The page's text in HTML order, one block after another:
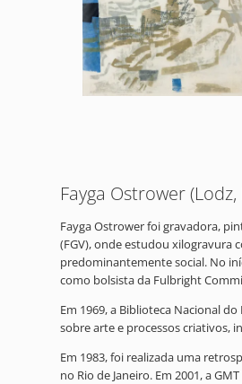
Fayga Ostrower
Fayga Ostrower foi gravadora,
(FGV), onde estudou xilogravura
predominantemente social. No
como bolsista da Fulbright
Em 1969, a Biblioteca Nacional
sobre arte e processos criativos,
Em 1983, foi realizada uma
no Rio de Janeiro. Em 2001, a